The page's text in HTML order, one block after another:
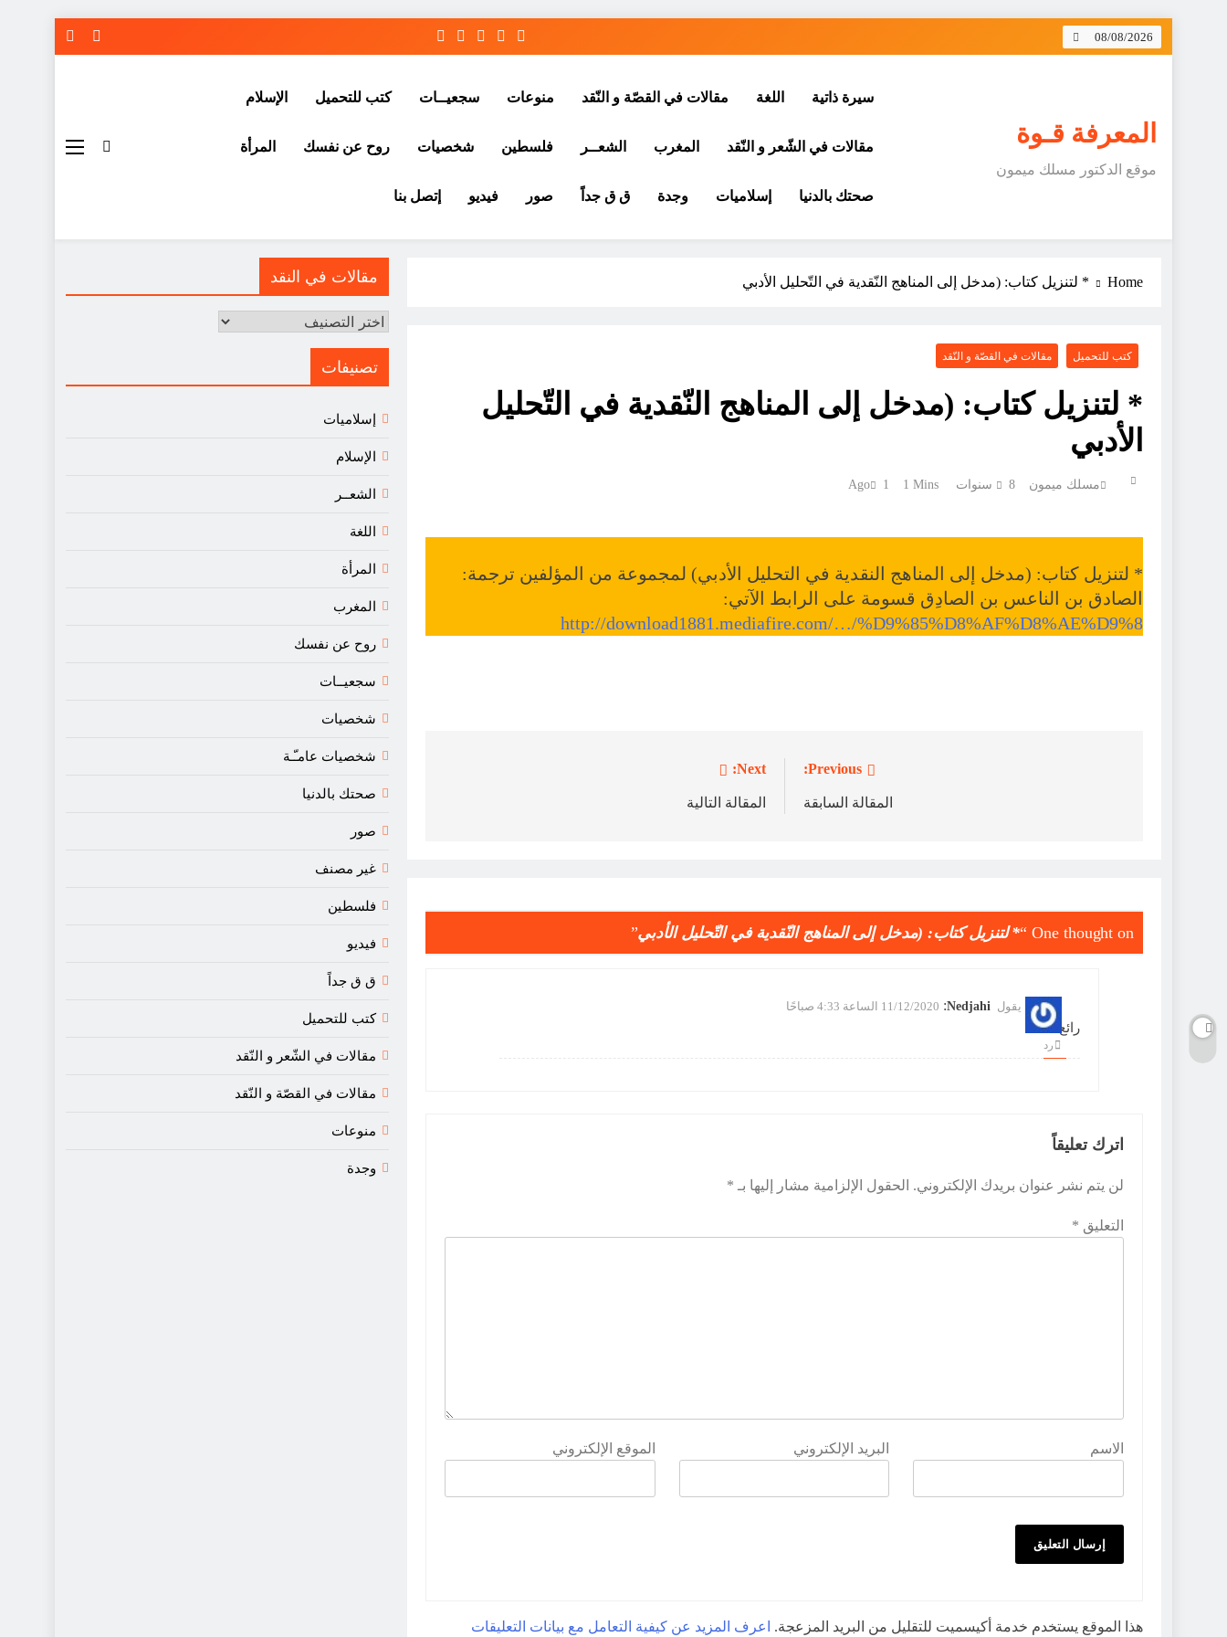
Skip
08/08/2026
المعرفة قـوة
موقع الدكتور مسلك ميمون
سيرة ذاتية اللغة مقالات في القصّة و النّقد منوعات سجعيــات كتب للتحميل الإسلام
مقالات في الشّعر و النّقد المغرب الشعــر فلسطين شخصيات روح عن نفسك المرأة
صحتك بالدنيا إسلاميات وجدة ق ق جداً صور فيديو إتصل بنا
Home * لتنزيل كتاب: (مدخل إلى المناهج النّقدية في التّحليل الأدبي
كتب للتحميل مقالات في القصّة و النّقد
* لتنزيل كتاب: (مدخل إلى المناهج النّقدية في التّحليل
الأدبي
مسلك ميمون 8 سنوات Ago 1 1 Mins
* لتنزيل كتاب: (مدخل إلى المناهج النقدية في التحليل الأدبي) لمجموعة من المؤلفين ترجمة:
الصادق بن الناعس بن الصادِق قسومة على الرابط الآتي:
http://download1881.mediafire.com/…/%D9%85%D8%AF%D8%AE%D9%8
Previous:
المقالة السابقة
Next:
المقالة التالية
One thought on “ * لتنزيل كتاب: (مدخل إلى المناهج النّقدية في التّحليل الأدبي”
يقول Nedjahi
: 11/12/2020 الساعة 4:33 صباحًا
رائع
رد
اترك تعليقاً
لن يتم نشر عنوان بريدك الإلكتروني. الحقول الإلزامية مشار إليها بـ *
التعليق *
الاسم البريد الإلكتروني الموقع الإلكتروني
هذا الموقع يستخدم خدمة أكيسميت للتقليل من البريد المزعجة.
اعرف المزيد عن كيفية التعامل مع بيانات التعليقات
مقالات في النقد
مقالات
النقد
تصنيفات
إسلاميات
الإسلام
الشعــر
اللغة
المرأة
المغرب
روح عن نفسك
سجعيــات
شخصيات
شخصيات عامـّـة
صحتك بالدنيا
صور
غير مصنف
فلسطين
فيديو
ق ق جداً
كتب للتحميل
مقالات في الشّعر و النّقد
مقالات في القصّة و النّقد
منوعات
وجدة